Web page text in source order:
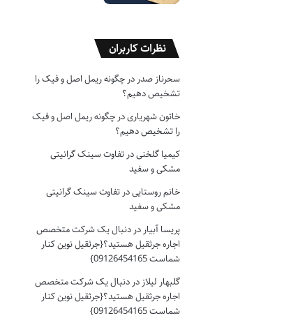
نظرات کاربران
سحرناز صدر درچگونه ریمل اصل و فیک را
تشخیص دهیم؟
خاتون شهریاریدرچگونه ریمل اصل و فیک
را تشخیص دهیم؟
کیمیا گلخنیدرتفاوت سینک گرانیتی
مشکی و سفید
خانم روستاییدرتفاوت سینک گرانیتی
مشکی و سفید
پریسا آبیار دردنبال یک شرکت متخصص
اجاره جرثقیل هستید؟{جرثقیل نوین کنار
شماست 09126454165}
گلبهار لیلاز دردنبال یک شرکت متخصص
اجاره جرثقیل هستید؟{جرثقیل نوین کنار
شماست 09126454165}